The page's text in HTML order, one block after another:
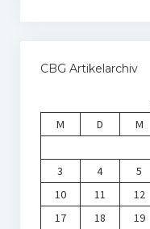
CBG Artikelarchiv
M
D M
3
4 5
10
11 12
17
18 19